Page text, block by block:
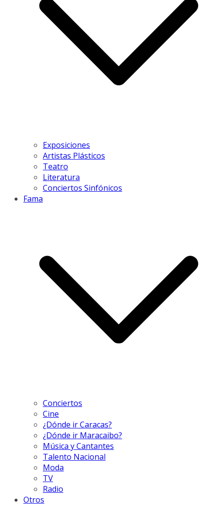
Exposiciones
Artistas Plásticos
Teatro
Literatura
Conciertos Sinfónicos
Fama
Conciertos
Cine
¿Dónde ir Caracas?
¿Dónde ir Maracaibo?
Música y Cantantes
Talento Nacional
Moda
TV
Radio
Otros